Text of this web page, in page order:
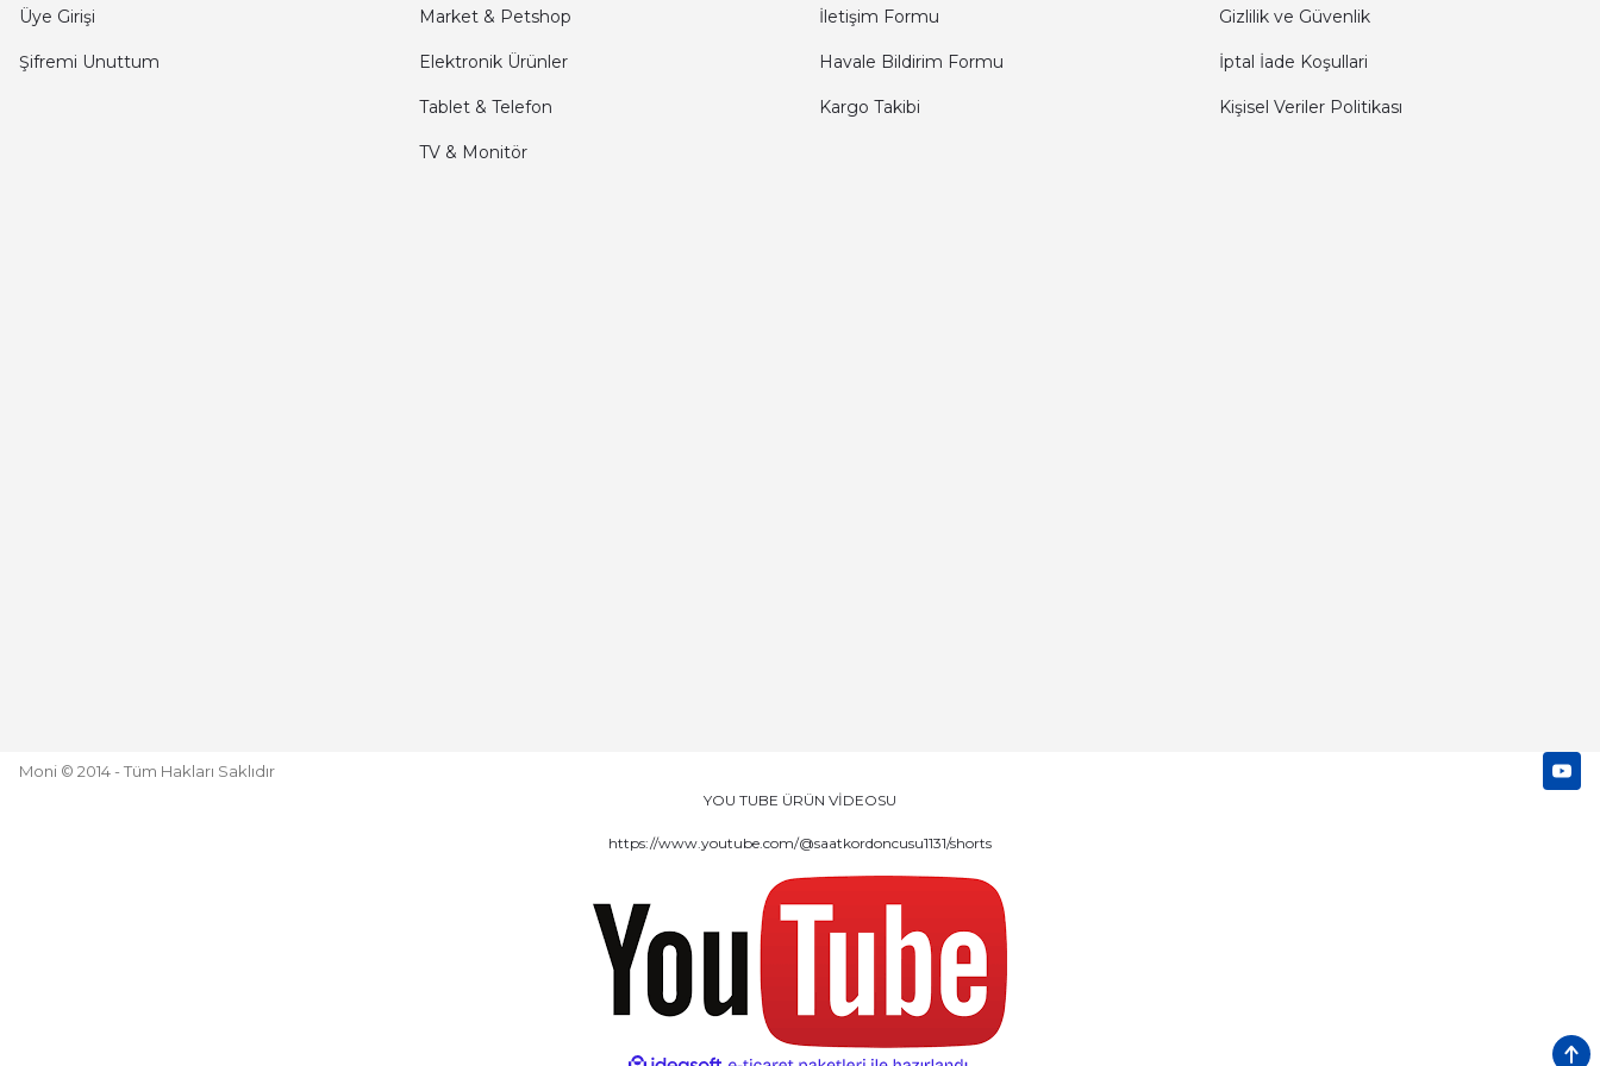
mehmet yıldız | 19/06/2025
seiko astron kordon 7x52
Üye Girişi
Şifremi Unuttum
Market & Petshop
Elektronik Ürünler
Tablet & Telefon
TV & Monitör
İletişim Formu
Havale Bildirim Formu
Kargo Takibi
Gizlilik ve Güvenlik
İptal İade Koşullari
Kişisel Veriler Politikası
Moni © 2014 - Tüm Hakları Saklıdır
YOU TUBE ÜRÜN VİDEOSU
https://www.youtube.com/@saatkordoncusu1131/shorts